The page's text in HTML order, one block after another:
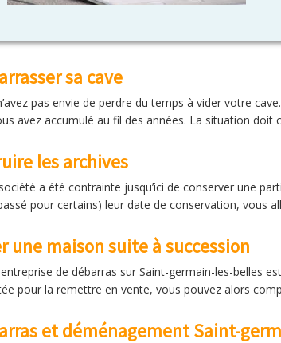
sa cave
pas envie de perdre du temps à vider votre
avez accumulé au fil des années. La situation
les archives
a été contrainte jusqu’ici de conserver une
pour certains) leur date de conservation, vous
une maison suite à succession
de débarras sur Saint-germain-les-belles
pour la remettre en vente, vous pouvez alors
et déménagement Saint-